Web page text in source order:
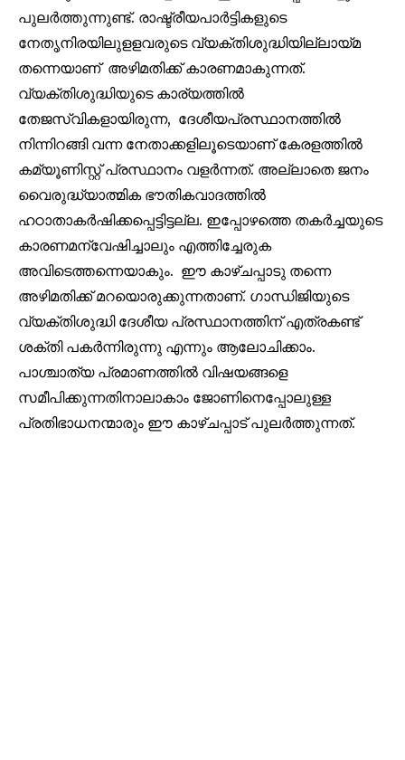
Followers Followers
പുലർത്തുന്നുണ്ട്. രാഷ്ട്രീയപാർട്ടികളുടെ
നേതൃനിരയിലുളളവരുടെ വ്യക്തിശുദ്ധിയില്ലായ്മ
തന്നെയാണ് അഴിമതിക്ക് കാരണമാകുന്നത്.
വ്യക്തിശുദ്ധിയുടെ കാര്യത്തിൽ
തേജസ്വികളായിരുന്ന, ദേശീയപ്രസ്ഥാനത്തിൽ
നിന്നിറങ്ങി വന്ന നേതാക്കളിലൂടെയാണ് കേരളത്തിൽ
കമ്യൂണിസ്റ്റ് പ്രസ്ഥാനം വളർന്നത്. അല്ലാതെ ജനം
വൈരുദ്ധ്യാത്മിക ഭൗതികവാദത്തിൽ
ഹഠാതാകർഷിക്കപ്പെട്ടിട്ടല്ല. ഇപ്പോഴത്തെ തകർച്ചയുടെ
കാരണമന്വേഷിച്ചാലും എത്തിച്ചേരുക
അവിടെത്തന്നെയാകും. ഈ കാഴ്ചപ്പാടു തന്നെ
അഴിമതിക്ക് മറയൊരുക്കുന്നതാണ്. ഗാന്ധിജിയുടെ
വ്യക്തിശുദ്ധി ദേശീയ പ്രസ്ഥാനത്തിന് എത്രകണ്ട്
ശക്തി പകർന്നിരുന്നു എന്നും ആലോചിക്കാം.
പാശ്ചാത്യ പ്രമാണത്തിൽ വിഷയങ്ങളെ
സമീപിക്കുന്നതിനാലാകാം ജോണിനെപ്പോലുള്ള
പ്രതിഭാധനന്മാരും ഈ കാഴ്ചപ്പാട് പുലർത്തുന്നത്.